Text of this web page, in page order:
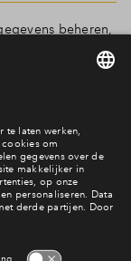
beheren,
de verkoop is
hoe dat eruit
Maak er dan